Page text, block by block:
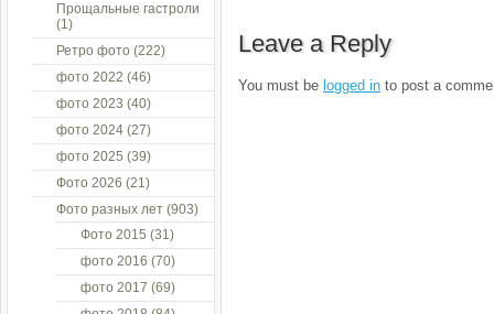
Leave a Reply
You must be logged in to post a
Прощальные гастроли
(1)
Ретро фото (222)
фото 2022 (46)
фото 2023 (40)
фото 2024 (27)
фото 2025 (39)
Фото 2026 (21)
Фото разных лет (903)
Фото 2015 (31)
фото 2016 (70)
фото 2017 (69)